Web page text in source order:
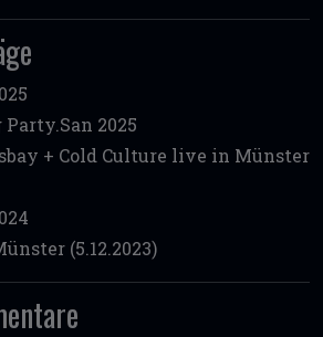
2025
+ Cold Culture live in Münster
(5.12.2023)